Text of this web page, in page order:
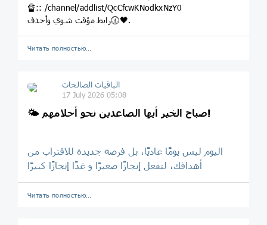
🔏:: /channel/addlist/QcCfcwKNodkxNzY0
رابط مؤقت شوي وأحذف🕜🖤.
Читать полностью…
الباقيات الصالحات
17 July 2026 05:08
🌤️ صباح الخير أيها الصاعدين نحو أحلامهم!
اليوم ليس يومًا عاديًا، بل فرصة جديدة للاقتراب من
أهدافك، لتفعل إنجازًا صغيرًا و غدًا إنجازًا كبيرًا
Читать полностью…